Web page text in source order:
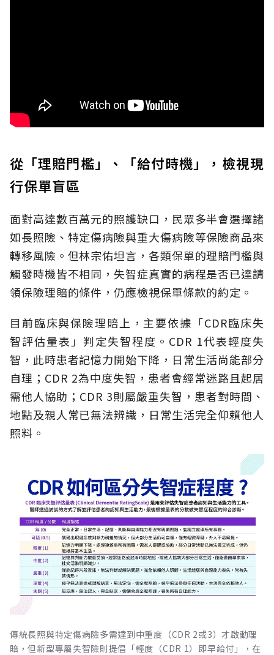
從「理賠門檻」、「給付時機」，檢視現
行保單盲區
面對高達數百萬元的照護缺口，民眾多半會選擇諸
如長照險、特定傷病險與重大傷病險等保險商品來
轉移風險。但林宗佑坦言，各類保單的理賠門檻與
觸發時機皆不相同，失智症真實的病程是否已達請
領保險理賠的條件，仍應檢視保單條款的約定。
目前臨床與保險理賠上，主要依據「CDR臨床失
智評估量表」判定失智程度。CDR 1代表輕度失
智，此時患者記憶力開始下降，日常生活尚能部分
自理；CDR 2為中度失智，患者會經常迷路且起居
需他人協助；CDR 3則屬嚴重失智，患者對時間、
地點及親人常已無法辨識，日常生活完全仰賴他人
照料。
傳統長照與特定傷病險多需達到中重度（CDR 2或3）才啟動理
賠，但新型專屬失智險則提倡「輕度（CDR 1）即早給付」，在